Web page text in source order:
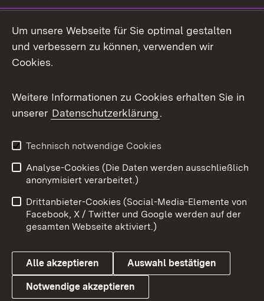
Mastodon
Messenger
Social Wall
X / Twitter
Youtube
Link zum Landesportal
Benutzungshinweise
Barrierefreiheit
Datenschutz
Cookies
Um unsere Webseite für Sie optimal gestalten
und verbessern zu können, verwenden wir
Cookies.
Weitere Informationen zu Cookies erhalten Sie in
unserer Datenschutzerklärung.
Technisch notwendige Cookies
Analyse-Cookies (Die Daten werden ausschließlich
anonymisiert verarbeitet.)
Drittanbieter-Cookies (Social-Media-Elemente von
Facebook, X / Twitter und Google werden auf der
gesamten Webseite aktiviert.)
Alle akzeptieren Auswahl bestätigen
Notwendige akzeptieren